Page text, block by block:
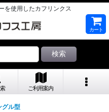
を使用したカフリンクス
カート
検索
ご利用案内
グル型